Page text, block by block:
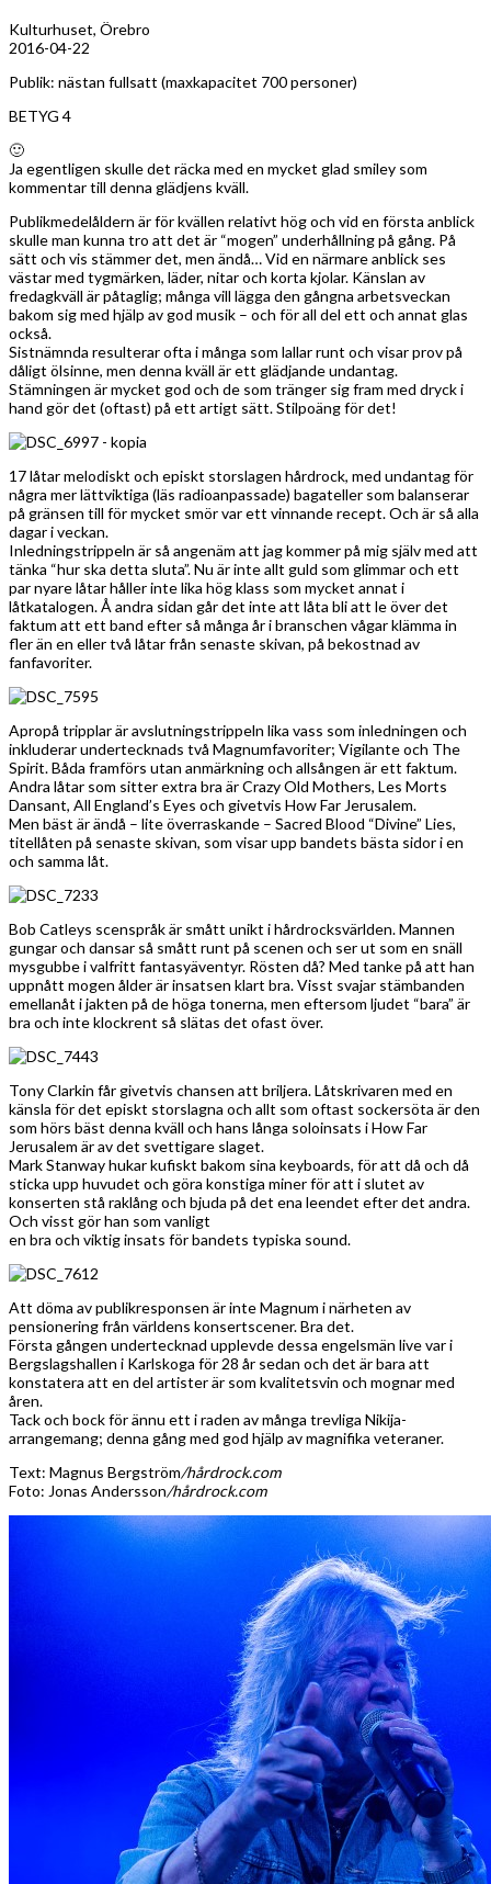
Kulturhuset, Örebro
2016-04-22
Publik: nästan fullsatt (maxkapacitet 700 personer)
BETYG 4
🙂
Ja egentligen skulle det räcka med en mycket glad smiley som
kommentar till denna glädjens kväll.
Publikmedelåldern är för kvällen relativt hög och vid en första anblick
skulle man kunna tro att det är “mogen” underhållning på gång. På
sätt och vis stämmer det, men ändå… Vid en närmare anblick ses
västar med tygmärken, läder, nitar och korta kjolar. Känslan av
fredagkväll är påtaglig; många vill lägga den gångna arbetsveckan
bakom sig med hjälp av god musik – och för all del ett och annat glas
också.
Sistnämnda resulterar ofta i många som lallar runt och visar prov på
dåligt ölsinne, men denna kväll är ett glädjande undantag.
Stämningen är mycket god och de som tränger sig fram med dryck i
hand gör det (oftast) på ett artigt sätt. Stilpoäng för det!
17 låtar melodiskt och episkt storslagen hårdrock, med undantag för
några mer lättviktiga (läs radioanpassade) bagateller som balanserar
på gränsen till för mycket smör var ett vinnande recept. Och är så alla
dagar i veckan.
Inledningstrippeln är så angenäm att jag kommer på mig själv med att
tänka “hur ska detta sluta”. Nu är inte allt guld som glimmar och ett
par nyare låtar håller inte lika hög klass som mycket annat i
låtkatalogen. Å andra sidan går det inte att låta bli att le över det
faktum att ett band efter så många år i branschen vågar klämma in
fler än en eller två låtar från senaste skivan, på bekostnad av
fanfavoriter.
Apropå tripplar är avslutningstrippeln lika vass som inledningen och
inkluderar undertecknads två Magnumfavoriter; Vigilante och The
Spirit. Båda framförs utan anmärkning och allsången är ett faktum.
Andra låtar som sitter extra bra är Crazy Old Mothers, Les Morts
Dansant, All England’s Eyes och givetvis How Far Jerusalem.
Men bäst är ändå – lite överraskande – Sacred Blood “Divine” Lies,
titellåten på senaste skivan, som visar upp bandets bästa sidor i en
och samma låt.
Bob Catleys scenspråk är smått unikt i hårdrocksvärlden. Mannen
gungar och dansar så smått runt på scenen och ser ut som en snäll
mysgubbe i valfritt fantasyäventyr. Rösten då? Med tanke på att han
uppnått mogen ålder är insatsen klart bra. Visst svajar stämbanden
emellanåt i jakten på de höga tonerna, men eftersom ljudet “bara” är
bra och inte klockrent så slätas det ofast över.
Tony Clarkin får givetvis chansen att briljera. Låtskrivaren med en
känsla för det episkt storslagna och allt som oftast sockersöta är den
som hörs bäst denna kväll och hans långa soloinsats i How Far
Jerusalem är av det svettigare slaget.
Mark Stanway hukar kufiskt bakom sina keyboards, för att då och då
sticka upp huvudet och göra konstiga miner för att i slutet av
konserten stå raklång och bjuda på det ena leendet efter det andra.
Och visst gör han som vanligt
en bra och viktig insats för bandets typiska sound.
Att döma av publikresponsen är inte Magnum i närheten av
pensionering från världens konsertscener. Bra det.
Första gången undertecknad upplevde dessa engelsmän live var i
Bergslagshallen i Karlskoga för 28 år sedan och det är bara att
konstatera att en del artister är som kvalitetsvin och mognar med
åren.
Tack och bock för ännu ett i raden av många trevliga Nikija-
arrangemang; denna gång med god hjälp av magnifika veteraner.
Text: Magnus Bergström/hårdrock.com
Foto: Jonas Andersson/hårdrock.com